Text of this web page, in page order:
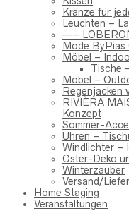
Kränze für
Leuchten –
—–
Mode ByPias
Möbel –
Tische
Möbel –
Regenjacken
RIVIÈRA
Konzept
Sommer-
Uhren –
Windlichter –
Oster-Deko
Winterzauber
Versand/
Home Staging
Veranstaltungen